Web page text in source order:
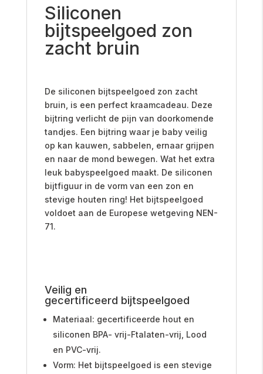
Siliconen
bijtspeelgoed zon
zacht bruin
De siliconen bijtspeelgoed zon zacht
bruin, is een perfect kraamcadeau. Deze
bijtring verlicht de pijn van doorkomende
tandjes. Een bijtring waar je baby veilig
op kan kauwen, sabbelen, ernaar grijpen
en naar de mond bewegen. Wat het extra
leuk babyspeelgoed maakt. De siliconen
bijtfiguur in de vorm van een zon en
stevige houten ring! Het bijtspeelgoed
voldoet aan de Europese wetgeving NEN-
71.
Veilig en
gecertificeerd bijtspeelgoed
Materiaal: gecertificeerde hout en
siliconen BPA- vrij-Ftalaten-vrij, Lood
en PVC-vrij.
Vorm: Het bijtspeelgoed is een stevige